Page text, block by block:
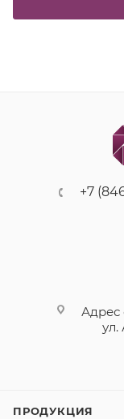
+7
Адрес
ул.
ПРОДУКЦИЯ